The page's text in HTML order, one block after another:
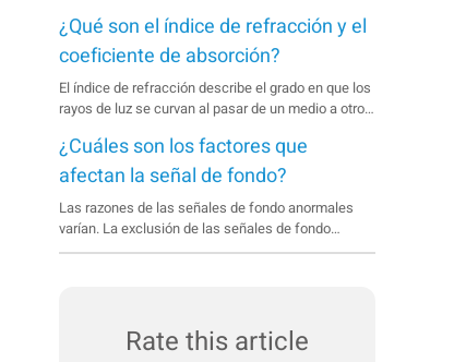
¿Qué son el índice de refracción y el
coeficiente de absorción?
El índice de refracción describe el grado en que los
rayos de luz se curvan al pasar de un medio a otro.
penetración del haz luminoso a través de un
material.
¿Cuáles son los factores que
afectan la señal de fondo?
Las razones de las señales de fondo anormales
varían. La exclusión de las señales de fondo
anómalas debe comenzar con la inspección de la
Rate this article